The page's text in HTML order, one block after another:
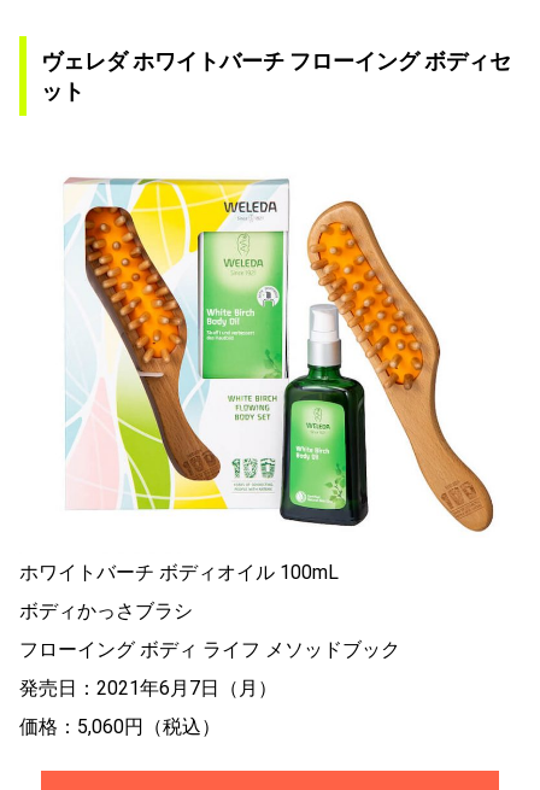
ヴェレダ ホワイトバーチ フローイング ボディセ
ット
ホワイトバーチ ボディオイル 100mL
ボディかっさブラシ
フローイング ボディ ライフ メソッドブック
発売日：2021年6月7日（月）
価格：5,060円（税込）